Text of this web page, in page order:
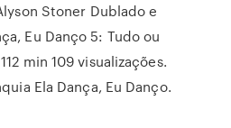
Stoner Dublado e
Eu Danço 5: Tudo ou
min 109 visualizações.
Ela Dança, Eu Danço.